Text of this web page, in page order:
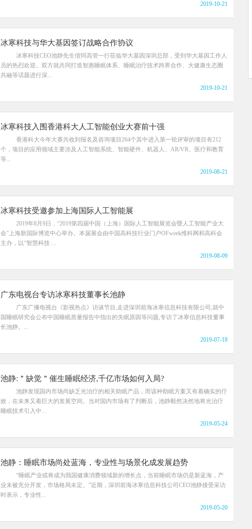
2019-10-21
冰寒科技与华大基因签订战略合作协议
冰寒科技CEO池静先生偕同高管一行莅临华大基因深圳总部，受到华大基因工作人
员的热烈欢迎。双方就共同打造智惠睡眠体系、睡眠治疗技术跨界合作、大健康生态圈
共融等话题进行深...
2019-10-21
冰寒科技入围香港科大人工智能创业大赛前十强
香港科大今年大赛共收到报名及咨询项目264个其中进入第一轮评审的项目有212
个，项目的应用领域主要涉及人工智能系统、智能硬件、机器人、AR/VR、医疗和教育
等...
2019-08-21
冰寒科技受邀参加上海国际人工智能展
2019年8月9日，“2019第四届中国（上海）国际人工智能展览会暨人工智能产业大
会”上海新国际博览中心举办。本届展会由中国高科技行业门户OFweek维科网和高科会
主办，以“智慧科技·...
2019-08-09
广东电视台专访冰寒科技董事长池静
广东广播电视台《影视热点》访谈节目,走进深圳前海冰寒信息科技有限公司,就中
国睡眠研究会公布中国睡眠质量报告中指出的失眠原因等问题,专访了冰寒信息科技董事
长池静。...
2019-07-18
池静:＂缺觉＂催生睡眠经济,千亿市场如何入局?
池静发现国内市场尚缺乏光治疗的相关助眠产品，而该种助眠方案又有着确实的疗
效，在未来又着巨大的发展空间。当对国内市场有了判断后，池静毅然决然地将光治疗
睡眠技术引入中...
2019-05-24
池静：睡眠市场尚处蓝海，专业性与场景化成发展趋势
“睡眠产业或将成为我国健康消费领域新的增长点，当前睡眠市场仍是新蓝海，产
业未被充分开发，市场格局未定。”近期，深圳前海冰寒信息科技公司CEO池静接受采访
时表示，专业性...
2019-05-20